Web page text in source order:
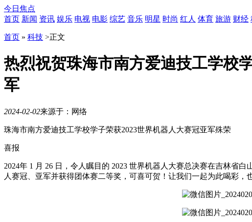
今日焦点
首页 新闻 资讯 娱乐 电视 电影 综艺 音乐 明星 时尚 红人 体育 旅游 财经
首页 » 科技 >正文
热烈祝贺珠海市南方爱迪技工学校
军
2024-02-02来源于：网络
月
日
时
30
珠海市南方爱迪技工学校学子荣获2023世界机器人大赛冠亚军殊荣
喜报
2024年 1 月 26 日，令人瞩目的 2023 世界机器人大赛总决赛在吉林省
人赛冠、亚军并获得团体赛二等奖，可喜可贺！让我们一起为此喝彩，